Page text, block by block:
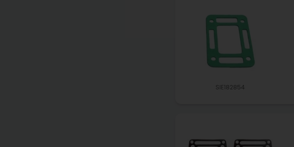
SIE182854